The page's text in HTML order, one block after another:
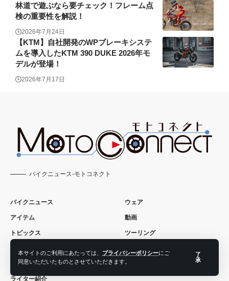
本サイトのご利用にあたっては、 プライバシーポリシーにご
同意いただいたものとさせていただきます。
了
承
林道で遊ぶなら要チェック！フレーム点
検の重要性を解説！
2026年7月24日
【KTM】自社開発のWPブレーキシステ
ムを導入したKTM 390 DUKE 2026年モ
デルが登場！
2026年7月17日
バイクニュース-モトコネクト
バイクニュース
アイテム
トピックス
ウェア
動画
ツーリング
ライター紹介